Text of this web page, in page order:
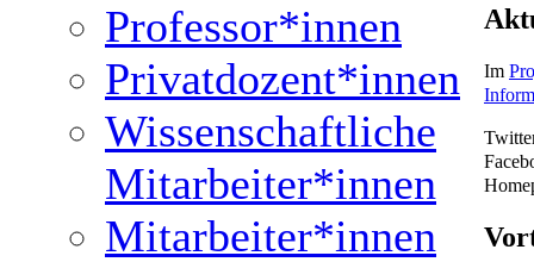
Professor*innen
Privatdozent*innen
Wissenschaftliche
Mitarbeiter*innen
Mitarbeiter*innen
Im